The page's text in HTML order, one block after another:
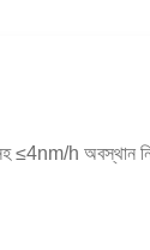
≤4nm/h